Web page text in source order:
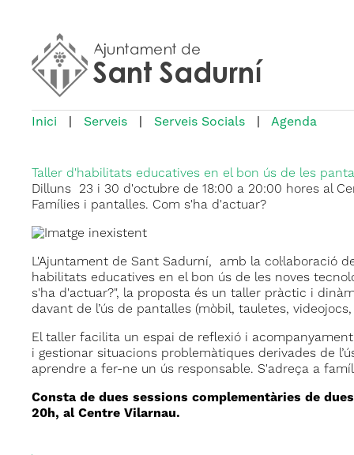
Inici Serveis Serveis Socials Agenda
Taller d'habilitats educatives en el bon ús de les
Dilluns 23 i 30 d'octubre de 18:00 a 20:00 hores al
Famílies i pantalles. Com s'ha d'actuar?
L'Ajuntament de Sant Sadurní, amb la col·laboració
habilitats educatives en el bon ús de les noves
s'ha d'actuar?", la proposta és un taller pràctic i
davant de l’ús de pantalles (mòbil, tauletes,
El taller facilita un espai de reflexió i
i gestionar situacions problemàtiques derivades de
aprendre a fer-ne un ús responsable. S'adreça a
Consta de dues sessions complementàries de
20h, al Centre Vilarnau.